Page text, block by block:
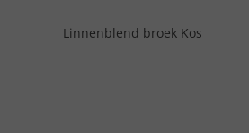
Linnenblend broek Kos